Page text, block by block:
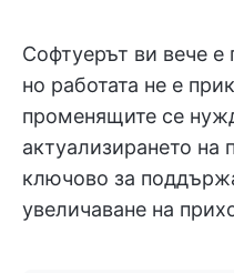
Софтуерът ви вече е
но работата не е
променящите се
актуализирането на
ключово за
увеличаване на